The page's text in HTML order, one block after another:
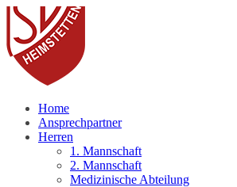
Home
Ansprechpartner
Herren
1. Mannschaft
2. Mannschaft
Medizinische Abteilung